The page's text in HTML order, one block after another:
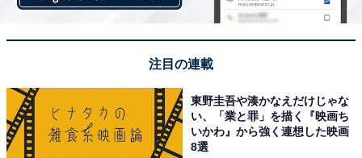
注目の連載
東野圭吾や湊かなえだけじゃな
い、「業と罪」を描く『映画ち
いかわ』から強く連想した映画
8選